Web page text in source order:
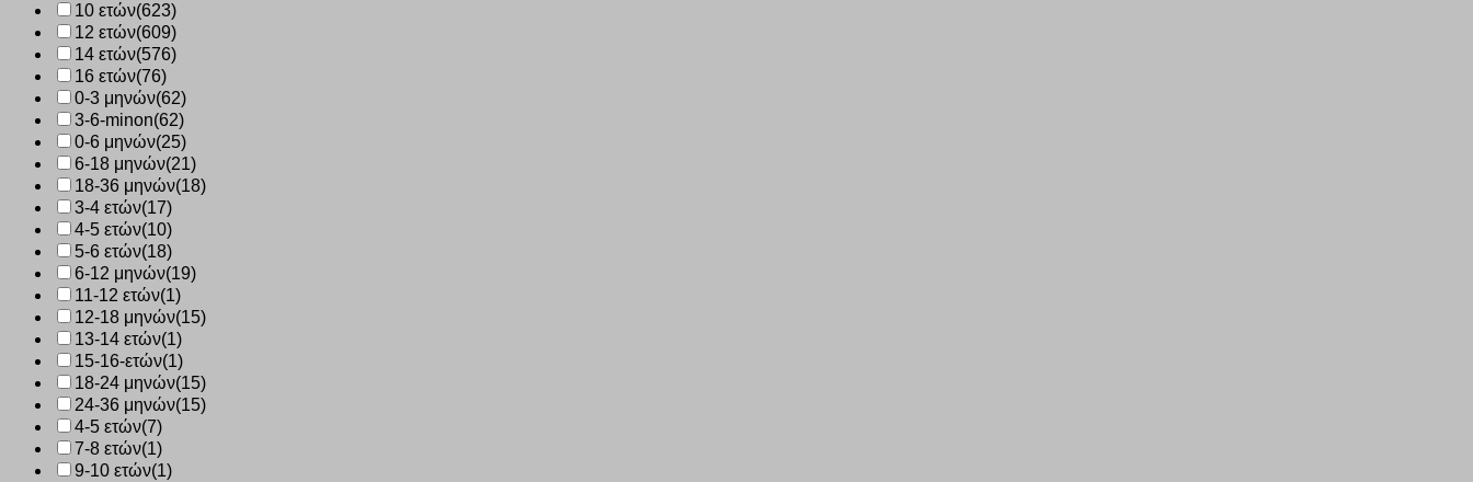
10 ετών(623)
12 ετών(609)
14 ετών(576)
16 ετών(76)
0-3 μηνών(62)
3-6-minon(62)
0-6 μηνών(25)
6-18 μηνών(21)
18-36 μηνών(18)
3-4 ετών(17)
4-5 ετών(10)
5-6 ετών(18)
6-12 μηνών(19)
11-12 ετών(1)
12-18 μηνών(15)
13-14 ετών(1)
15-16-ετών(1)
18-24 μηνών(15)
24-36 μηνών(15)
4-5 ετών(7)
7-8 ετών(1)
9-10 ετών(1)